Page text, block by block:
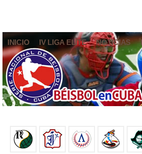
INICIO IV LIGA ELITE NOTICIAS